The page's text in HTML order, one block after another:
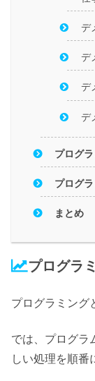
デ
デ
デ
デ
プログ
プログ
まとめ
プログラ
プログラミング
では、プログラ
しい処理を順番